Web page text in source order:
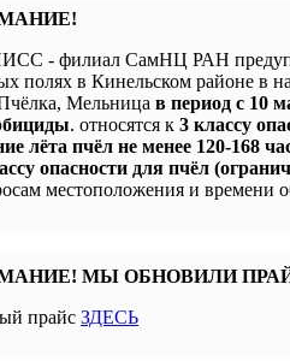
- филиал СамНЦ РАН
полях в Кинельском районе в
Мельница в период с 10
. относятся к 3 классу
лёта пчёл не менее 120-168
опасности для пчёл
местоположения и времени
МЫ ОБНОВИЛИ
прайс ЗДЕСЬ